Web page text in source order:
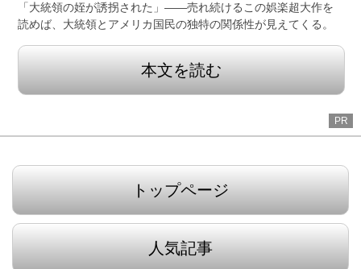
「大統領の姪が誘拐された」――売れ続けるこの娯楽超大作を
読めば、大統領とアメリカ国民の独特の関係性が見えてくる。
本文を読む
PR
トップページ
人気記事